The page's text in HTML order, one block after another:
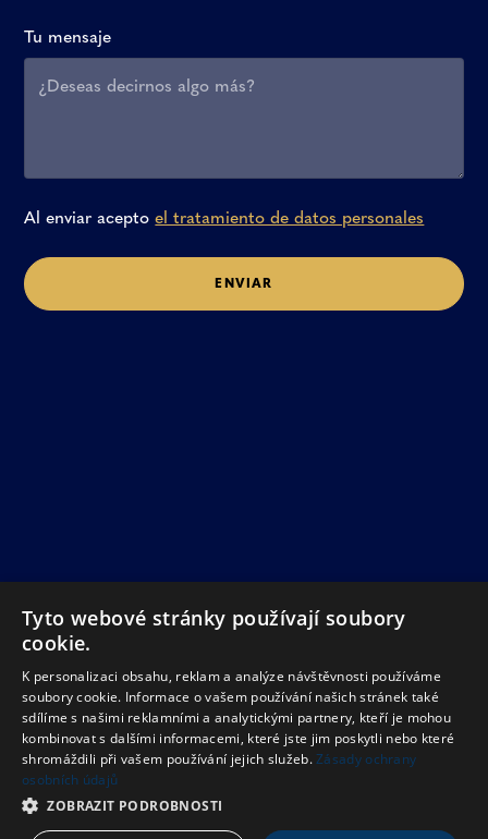
Tu mensaje
Al enviar aceptoel tratamiento de datos personales
Tyto webové stránky používají soubory
cookie.
K personalizaci obsahu, reklam a analýze návštěvnosti používáme
soubory cookie. Informace o vašem používání našich stránek také
sdílíme s našimi reklamními a analytickými partnery, kteří je mohou
kombinovat s dalšími informacemi, které jste jim poskytli nebo které
shromáždili při vašem používání jejich služeb.Zásady ochrany
osobních údajů
ZOBRAZIT PODROBNOSTI